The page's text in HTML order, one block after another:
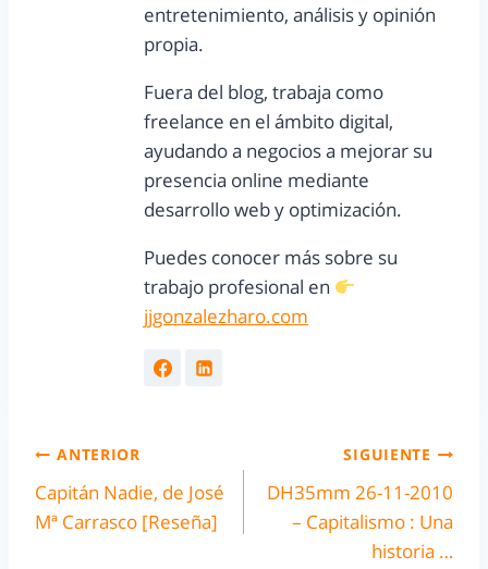
entretenimiento, análisis y opinión
propia.
Fuera del blog, trabaja como
freelance en el ámbito digital,
ayudando a negocios a mejorar su
presencia online mediante
desarrollo web y optimización.
Puedes conocer más sobre su
trabajo profesional en
jjgonzalezharo.com
ANTERIOR
Capitán Nadie, de José
Mª Carrasco [Reseña]
SIGUIENTE
DH35mm 26-11-2010
– Capitalismo : Una
historia …